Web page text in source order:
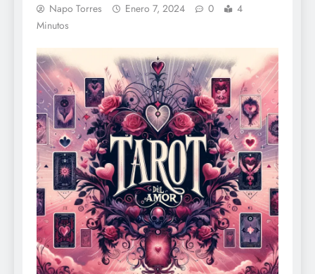
Napo Torres Enero 7, 2024 0
4
Minutos